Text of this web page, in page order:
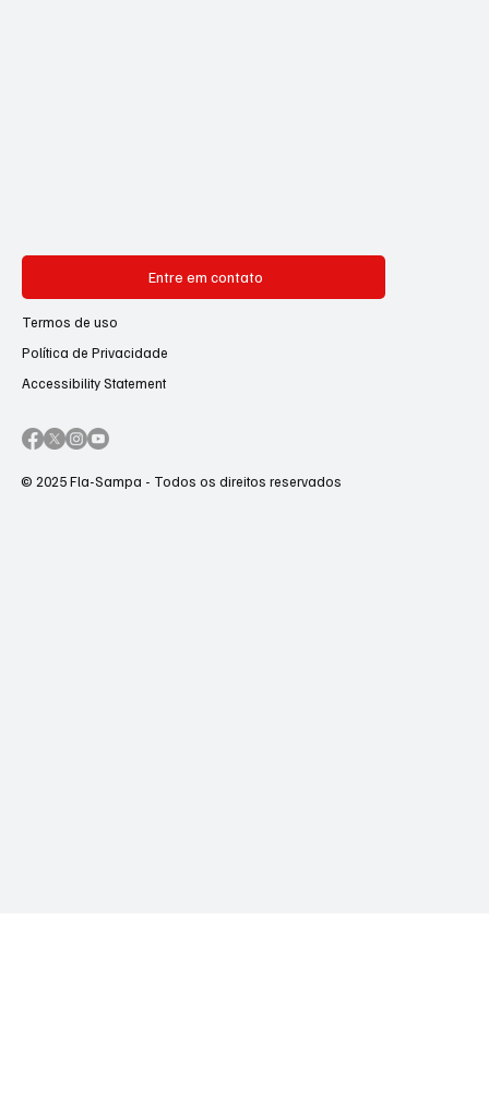
Entre em contato
Termos de uso
Política de Privacidade
Accessibility Statement
© 2025 Fla-Sampa - Todos os direitos reservados